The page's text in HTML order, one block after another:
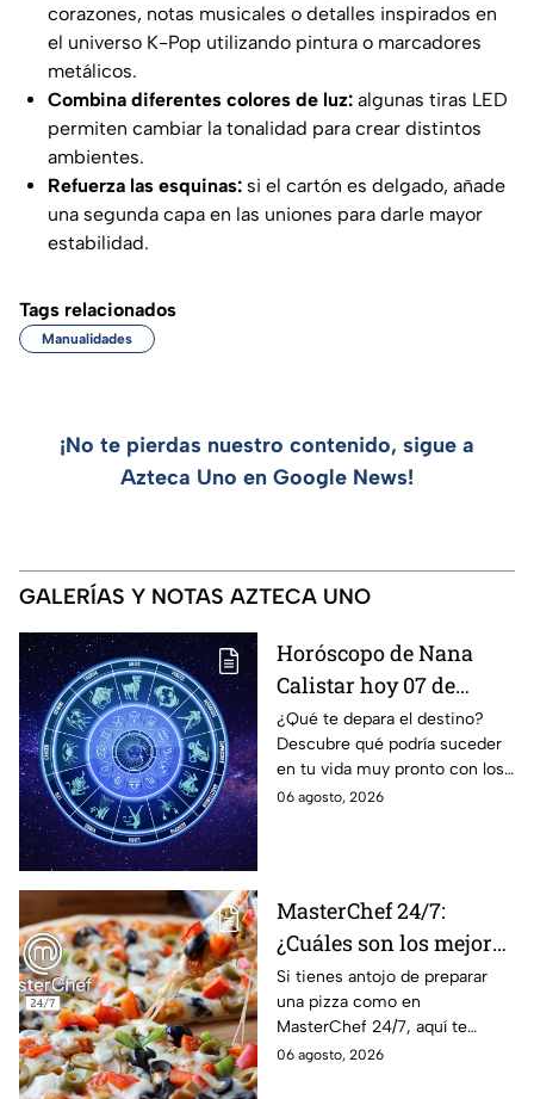
corazones, notas musicales o detalles inspirados en
el universo K-Pop utilizando pintura o marcadores
metálicos.
Combina diferentes colores de luz: algunas tiras LED
permiten cambiar la tonalidad para crear distintos
ambientes.
Refuerza las esquinas: si el cartón es delgado, añade
una segunda capa en las uniones para darle mayor
estabilidad.
Tags relacionados
Manualidades
¡No te pierdas nuestro contenido, sigue a
Azteca Uno en Google News!
GALERÍAS Y NOTAS AZTECA UNO
Horóscopo de Nana
Calistar hoy 07 de
agosto; estos signos
podrían dejar de estar
solteros más pronto de
lo que imaginan y
¿Qué te depara el destino?
Descubre qué podría suceder
en tu vida muy pronto con los
horóscopos de Nana Calistar;
06 agosto, 2026
MasterChef 24/7:
¿Cuáles son los mejores
quesos para preparar
pizza en casa?
Si tienes antojo de preparar
una pizza como en
MasterChef 24/7, aquí te
contamos todo lo que debes
06 agosto, 2026